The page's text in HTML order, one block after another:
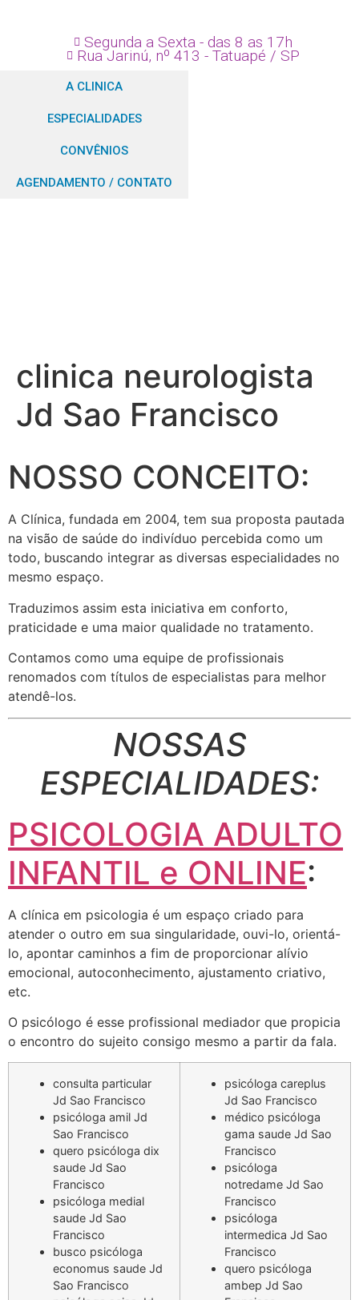
Segunda a Sexta - das 8 as 17h
Rua Jarinú, nº 413 - Tatuapé / SP
A CLINICA
ESPECIALIDADES
CONVÊNIOS
AGENDAMENTO / CONTATO
clinica neurologista
Jd Sao Francisco
NOSSO CONCEITO:
A Clínica, fundada em 2004, tem sua proposta pautada
na visão de saúde do indivíduo percebida como um
todo, buscando integrar as diversas especialidades no
mesmo espaço.
Traduzimos assim esta iniciativa em conforto,
praticidade e uma maior qualidade no tratamento.
Contamos como uma equipe de profissionais
renomados com títulos de especialistas para melhor
atendê-los.
NOSSAS
ESPECIALIDADES:
PSICOLOGIA ADULTO
INFANTIL e ONLINE:
A clínica em psicologia é um espaço criado para
atender o outro em sua singularidade, ouvi-lo, orientá-
lo, apontar caminhos a fim de proporcionar alívio
emocional, autoconhecimento, ajustamento criativo,
etc.
O psicólogo é esse profissional mediador que propicia
o encontro do sujeito consigo mesmo a partir da fala.
consulta particular
Jd Sao Francisco
psicóloga amil Jd
Sao Francisco
quero psicóloga dix
saude Jd Sao
Francisco
psicóloga medial
saude Jd Sao
Francisco
busco psicóloga
economus saude Jd
Sao Francisco
psicóloga careplus
Jd Sao Francisco
médico psicóloga
gama saude Jd Sao
Francisco
psicóloga
notredame Jd Sao
Francisco
psicóloga
intermedica Jd Sao
Francisco
quero psicóloga
ambep Jd Sao